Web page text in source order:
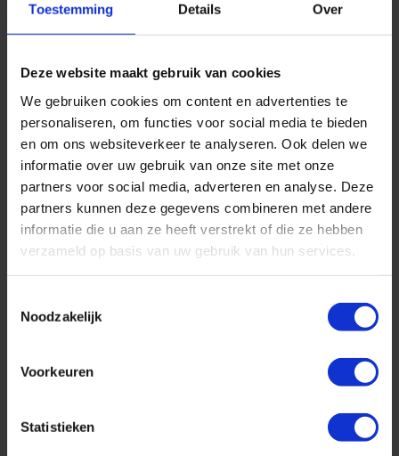
Toestemming Details Over
Deze website maakt gebruik van cookies
We gebruiken cookies om content en advertenties te
personaliseren, om functies voor social media te bieden
en om ons websiteverkeer te analyseren. Ook delen we
informatie over uw gebruik van onze site met onze
partners voor social media, adverteren en analyse. Deze
partners kunnen deze gegevens combineren met andere
informatie die u aan ze heeft verstrekt of die ze hebben
verzameld op basis van uw gebruik van hun services.
Noodzakelijk
Voorkeuren
Statistieken
Seaview :-)
Dit is de allereerste aflevering van CruiseReizen